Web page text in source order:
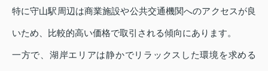
特に守山駅周辺は商業施設や公共交通機関へのアクセスが良
いため、比較的高い価格で取引される傾向にあります。
一方で、湖岸エリアは静かでリラックスした環境を求める